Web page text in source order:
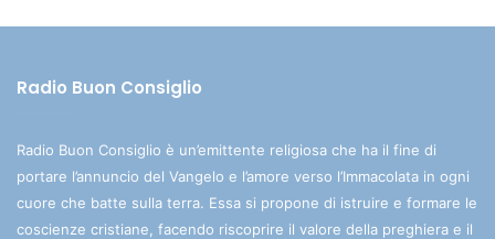
Radio Buon Consiglio
Radio Buon Consiglio è un’emittente religiosa che ha il fine di
portare l’annuncio del Vangelo e l’amore verso l’Immacolata in ogni
cuore che batte sulla terra. Essa si propone di istruire e formare le
coscienze cristiane, facendo riscoprire il valore della preghiera e il